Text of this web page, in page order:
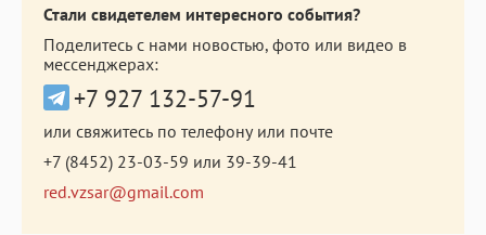
Стали свидетелем интересного события?
Поделитесь с нами новостью, фото или видео в
мессенджерах:
+7 927 132-57-91
или свяжитесь по телефону или почте
+7 (8452) 23-03-59 или 39-39-41
red.vzsar@gmail.com